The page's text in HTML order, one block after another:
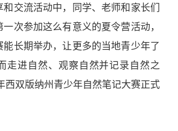
交流活动中，同学、老师和家长们
次参加这么有意义的夏令营活动，
能长期举办，让更多的当地青少年了
走进自然、观察自然并记录自然之
西双版纳州青少年自然笔记大赛正式